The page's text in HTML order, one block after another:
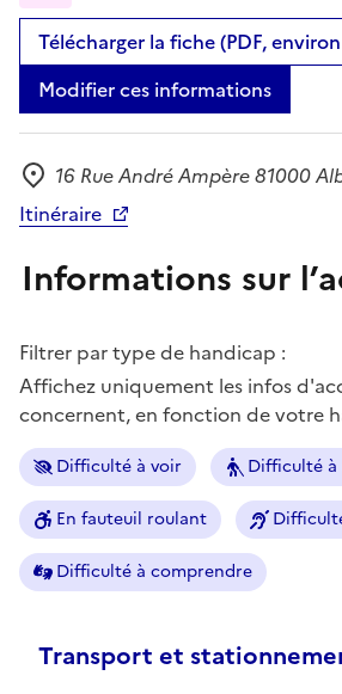
Télécharger la fiche (PDF,
Modifier ces informations
Adresse
16 Rue André Ampère 81000
Itinéraire
Informations sur
Filtrer par type de handicap :
Affichez uniquement les infos
concernent, en fonction de votre
Difficulté à voir Difficulté
En fauteuil roulant
Difficulté à comprendre
Transport et